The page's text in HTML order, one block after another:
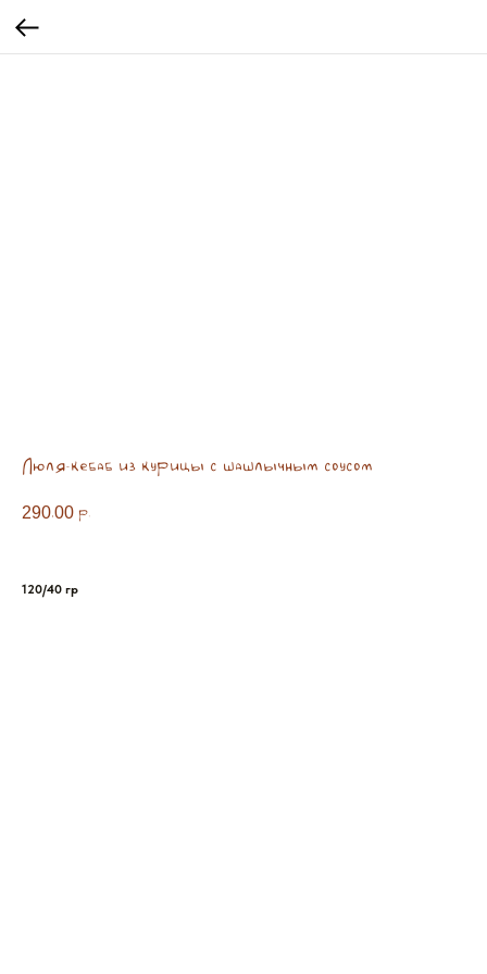
Люля-кебаб из курицы с шашлычным соусом
290,00 р.
120/40 гр